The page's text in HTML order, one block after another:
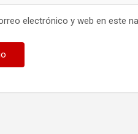
electrónico y web en este